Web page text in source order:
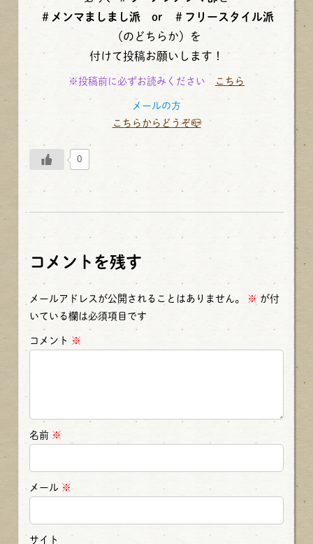
＃メンマましまし派 or ＃フリースタイル派
（のどちらか）を
付けて投稿お願いします！
※投稿前に必ずお読みください こちら
メールの方
こちらからどうぞ📪
0
コメントを残す
メールアドレスが公開されることはありません。 ※ が付
いている欄は必須項目です
コメント ※
名前 ※
メール ※
サイト